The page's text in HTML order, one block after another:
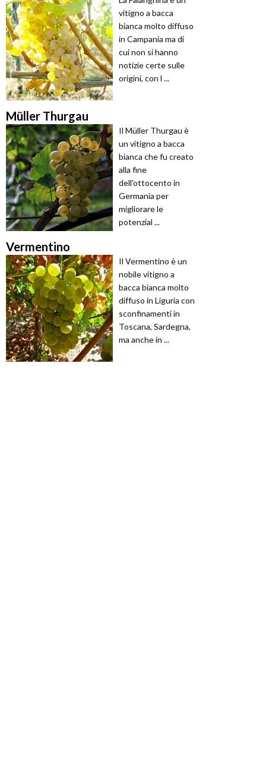
vitigno a bacca
bianca molto diffuso
in Campania ma di
cui non si hanno
notizie certe sulle
origini, con l ...
Müller Thurgau
Il Müller Thurgau è
un vitigno a bacca
bianca che fu creato
alla fine
dell'ottocento in
Germania per
migliorare le
potenzial ...
Vermentino
Il Vermentino è un
nobile vitigno a
bacca bianca molto
diffuso in Liguria con
sconfinamenti in
Toscana, Sardegna,
ma anche in ...